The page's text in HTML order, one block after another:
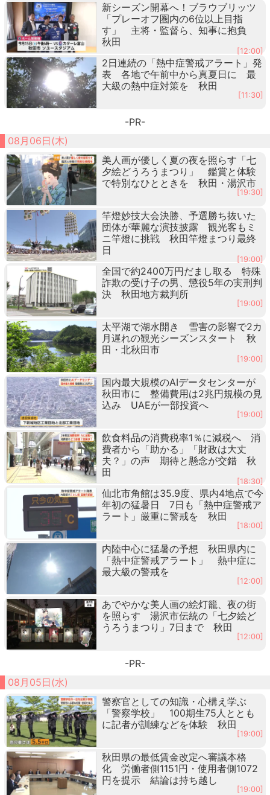
新シーズン開幕へ！ブラウブリッツ
「プレーオフ圏内の6位以上目指
す」 主将・監督ら、知事に抱負
秋田
[12:00]
2日連続の「熱中症警戒アラート」発
表 各地で午前中から真夏日に 最
大級の熱中症対策を 秋田
[11:30]
-PR-
08月06日(木)
美人画が優しく夏の夜を照らす「七
夕絵どうろうまつり」 鑑賞と体験
で特別なひとときを 秋田・湯沢市
[19:30]
竿燈妙技大会決勝、予選勝ち抜いた
団体が華麗な演技披露 観光客もミ
ニ竿燈に挑戦 秋田竿燈まつり最終
日
[19:00]
全国で約2400万円だまし取る 特殊
詐欺の受け子の男、懲役5年の実刑判
決 秋田地方裁判所
[19:00]
太平湖で湖水開き 雪害の影響で2カ
月遅れの観光シーズンスタート 秋
田・北秋田市
[19:00]
国内最大規模のAIデータセンターが
秋田市に 整備費用は2兆円規模の見
込み UAEが一部投資へ
[19:00]
飲食料品の消費税率1％に減税へ 消
費者から「助かる」「財政は大丈
夫？」の声 期待と懸念が交錯 秋
田
[18:30]
仙北市角館は35.9度、県内4地点で今
年初の猛暑日 7日も「熱中症警戒ア
ラート」厳重に警戒を 秋田
[18:00]
内陸中心に猛暑の予想 秋田県内に
「熱中症警戒アラート」 熱中症に
最大級の警戒を
[12:00]
あでやかな美人画の絵灯籠、夜の街
を照らす 湯沢市伝統の「七夕絵ど
うろうまつり」7日まで 秋田
[12:00]
-PR-
08月05日(水)
警察官としての知識・心構え学ぶ
「警察学校」 100期生75人ととも
に記者が訓練などを体験 秋田
[19:00]
秋田県の最低賃金改定へ審議本格
化 労働者側1151円・使用者側1072
円を提示 結論は持ち越し
[19:00]